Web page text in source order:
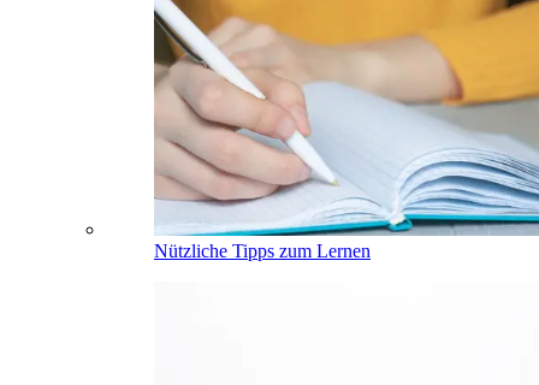
Nützliche Tipps zum Lernen